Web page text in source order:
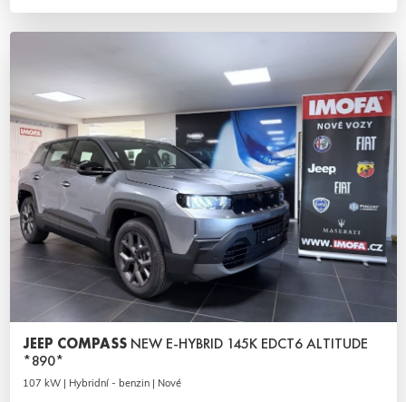
JEEP COMPASS NEW E-HYBRID 145K EDCT6 ALTITUDE
*890*
107 kW | Hybridní - benzin | Nové